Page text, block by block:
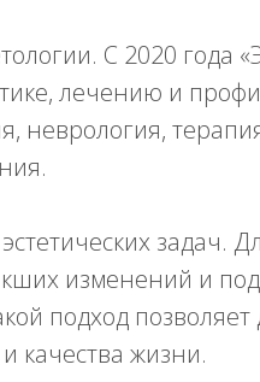
С 2020 года
лечению и
неврология,
задач.
изменений и
подход позволяет
качества жизни.